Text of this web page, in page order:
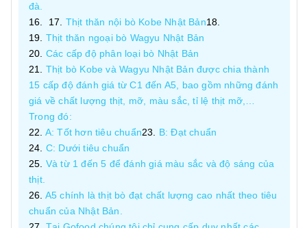
đà.
Thịt thăn nội bò Kobe Nhật Bản
Thịt thăn ngoại bò Wagyu Nhật Bản
Các cấp độ phân loại bò Nhật Bản
Thịt bò Kobe và Wagyu Nhật Bản được chia thành
15 cấp độ đánh giá từ C1 đến A5, bao gồm những đánh
giá về chất lượng thịt, mỡ, màu sắc, tỉ lệ thịt mỡ,…
Trong đó:
A: Tốt hơn tiêu chuẩn
B: Đạt chuẩn
C: Dưới tiêu chuẩn
Và từ 1 đến 5 để đánh giá màu sắc và độ sáng của
thịt.
A5 chính là thịt bò đạt chất lượng cao nhất theo tiêu
chuẩn của Nhật Bản.